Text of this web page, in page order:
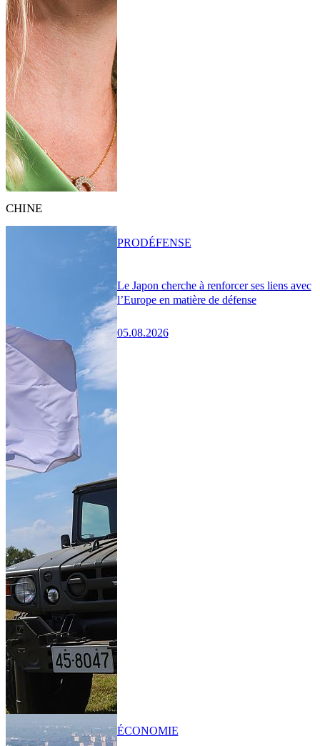
CHINE
Le Japon cherche à renforcer ses liens avec
l’Europe en matière de défense
05.08.2026
PRODÉFENSE
ÉCONOMIE